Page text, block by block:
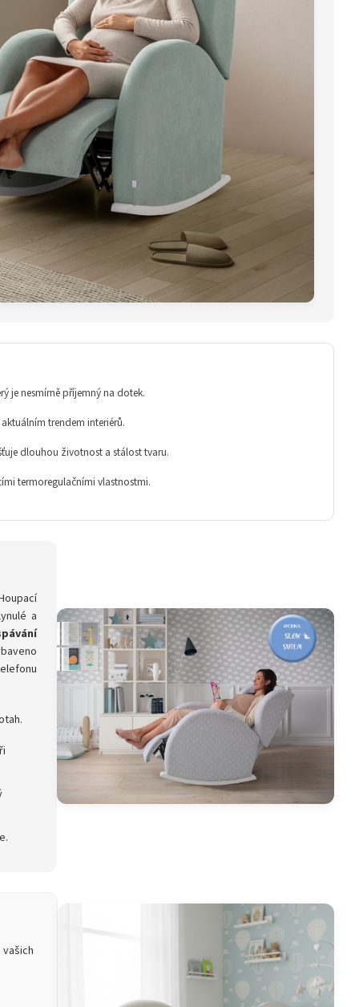
je nesmírně příjemný na dotek.
trendem interiérů.
dlouhou životnost a stálost tvaru.
termoregulačními vlastnostmi.
a